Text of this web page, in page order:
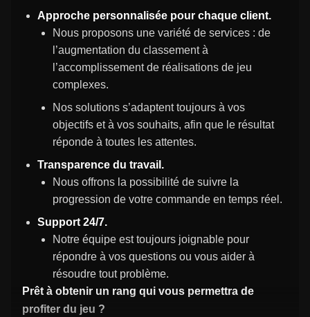
Approche personnalisée pour chaque client.
Nous proposons une variété de services : de
l’augmentation du classement à
l’accomplissement de réalisations de jeu
complexes.
Nos solutions s’adaptent toujours à vos
objectifs et à vos souhaits, afin que le résultat
réponde à toutes les attentes.
Transparence du travail.
Nous offrons la possibilité de suivre la
progression de votre commande en temps réel.
Support 24/7.
Notre équipe est toujours joignable pour
répondre à vos questions ou vous aider à
résoudre tout problème.
Prêt à obtenir un rang qui vous permettra de
profiter du jeu ?